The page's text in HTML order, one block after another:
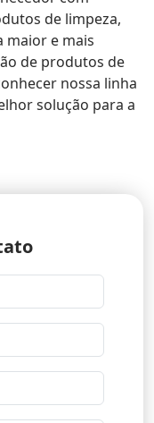
de limpeza,
maior e mais
de produtos de
nossa linha
solução para a